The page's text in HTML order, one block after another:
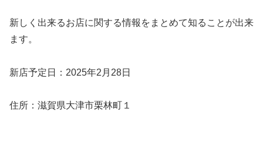
新しく出来るお店に関する情報をまとめて知ることが出来
ます。
新店予定日：2025年2月28日
住所：滋賀県大津市栗林町１